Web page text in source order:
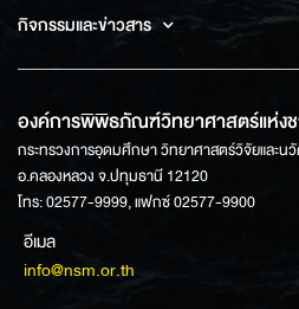
กิจกรรมและข่าวสาร
องค์การพิพิธภัณฑ์วิทยาศาสตร์แห่ง
กระทรวงการอุดมศึกษา วิทยาศาสตร์วิจัยและน
อ.คลองหลวง จ.ปทุมธานี 12120
โทร: 02577-9999, แฟกซ์ 02577-9900
อีเมล
info@nsm.or.th